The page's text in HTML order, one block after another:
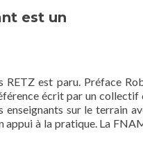
est un
RETZ est paru. Préface
écrit par un collectif
enseignants sur le terrain
appui à la pratique. La